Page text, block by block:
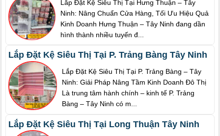
Lắp Đặt Kệ Siêu Thị Tại Hưng Thuận – Tây
Ninh: Nâng Chuẩn Cửa Hàng, Tối Ưu Hiệu Quả
Kinh Doanh Hưng Thuận – Tây Ninh đang dần
hình thành nhiều tuyến đ...
Lắp Đặt Kệ Siêu Thị Tại P. Trảng Bàng Tây Ninh
Lắp Đặt Kệ Siêu Thị Tại P. Trảng Bàng – Tây
Ninh: Giải Pháp Nâng Tầm Kinh Doanh Đô Thị
Là trung tâm hành chính – kinh tế P. Trảng
Bàng – Tây Ninh có m...
Lắp Đặt Kệ Siêu Thị Tại Long Thuận Tây Ninh